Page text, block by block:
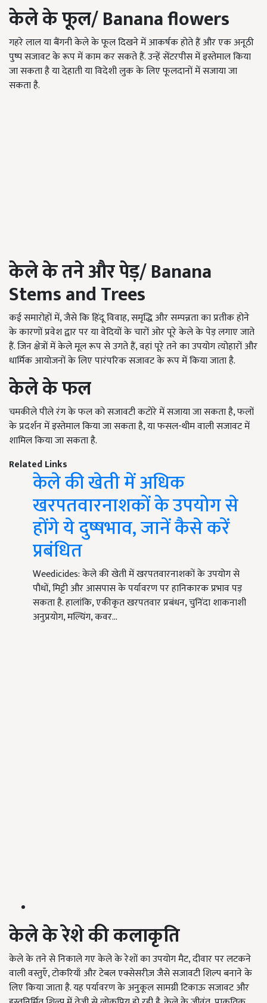
केले के फूल/Banana flowers
गहरे लाल या बैंगनी केले के फूल दिखने में आकर्षक होते हैं और एक अनूठी
पुष्प सजावट के रूप में काम कर सकते हैं. उन्हें सेंटरपीस में इस्तेमाल किया
जा सकता है या देहाती या विदेशी लुक के लिए फूलदानों में सजाया जा
सकता है.
केले के तने और पेड़/Banana
Stems and Trees
कई समारोहों में, जैसे कि हिंदू विवाह, समृद्धि और सम्पन्नता का प्रतीक होने
के कारणों प्रवेश द्वार पर या वेदियों के चारों ओर पूरे केले के पेड़ लगाए जाते
हैं. जिन क्षेत्रों में केले मूल रूप से उगते हैं, वहां पूरे तने का उपयोग त्योहारों और
धार्मिक आयोजनों के लिए पारंपरिक सजावट के रूप में किया जाता है.
केले के फल
चमकीले पीले रंग के फल को सजावटी कटोरे में सजाया जा सकता है, फलों
के प्रदर्शन में इस्तेमाल किया जा सकता है, या फसल-थीम वाली सजावट में
शामिल किया जा सकता है.
Related Links
केले की खेती में अधिक
खरपतवारनाशकों के उपयोग से
होंगे ये दुष्षभाव, जानें कैसे करें
प्रबंधित
Weedicides: केले की खेती में खरपतवारनाशकों के उपयोग से
पौधों, मिट्टी और आसपास के पर्यावरण पर हानिकारक प्रभाव पड़
सकता है. हालांकि, एकीकृत खरपतवार प्रबंधन, चुनिंदा शाकनाशी
अनुप्रयोग, मल्चिंग, कवर…
केले के रेशे की कलाकृति
केले के तने से निकाले गए केले के रेशों का उपयोग मैट, दीवार पर लटकने
वाली वस्तुएँ, टोकरियाँ और टेबल एक्सेसरीज़ जैसे सजावटी शिल्प बनाने के
लिए किया जाता है. यह पर्यावरण के अनुकूल सामग्री टिकाऊ सजावट और